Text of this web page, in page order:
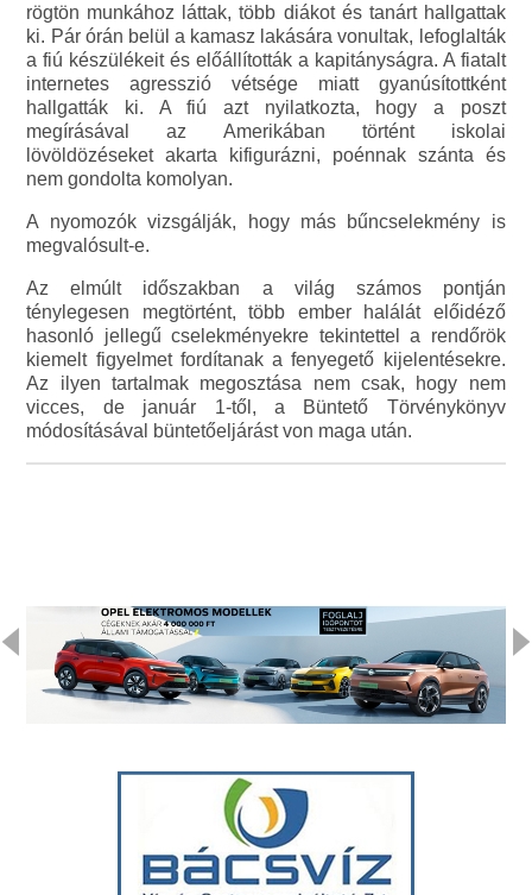
rögtön munkához láttak, több diákot és tanárt hallgattak
ki. Pár órán belül a kamasz lakására vonultak, lefoglalták
a fiú készülékeit és előállították a kapitányságra. A fiatalt
internetes agresszió vétsége miatt gyanúsítottként
hallgatták ki. A fiú azt nyilatkozta, hogy a poszt
megírásával az Amerikában történt iskolai
lövöldözéseket akarta kifigurázni, poénnak szánta és
nem gondolta komolyan.
A nyomozók vizsgálják, hogy más bűncselekmény is
megvalósult-e.
Az elmúlt időszakban a világ számos pontján
ténylegesen megtörtént, több ember halálát előidéző
hasonló jellegű cselekményekre tekintettel a rendőrök
kiemelt figyelmet fordítanak a fenyegető kijelentésekre.
Az ilyen tartalmak megosztása nem csak, hogy nem
vicces, de január 1-től, a Büntető Törvénykönyv
módosításával büntetőeljárást von maga után.